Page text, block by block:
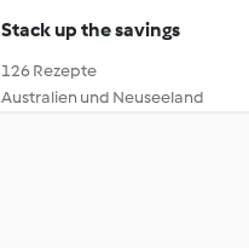
Stack up the savings
126 Rezepte
Australien und Neuseeland